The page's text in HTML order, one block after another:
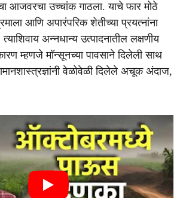
आजवरचा उच्चांक गाठला. याचे फार मोठे
आणि अपारंपरिक शेतीच्या प्रयत्नांना
अन्नधान्य उत्पादनातील लक्षणीय
म्हणजे मॉन्सूनच्या पावसाने दिलेली साथ
वेळोवेळी दिलेले अचूक अंदाज,